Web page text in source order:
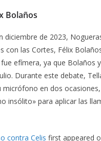
Bolaños
diciembre de 2023,
con las Cortes, Félix
efímera, ya que Bolaños
Durante este debate,
micrófono en dos
insólito» para aplicar las
contra Celis first appeared